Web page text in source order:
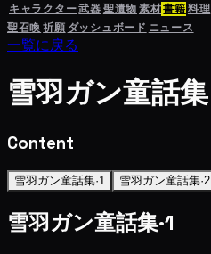
キャラクター武器聖遺物素材書籍料理
聖召喚祈願 ダッシュボード ニュース
一覧に戻る
雪羽ガン童話集
Content
雪羽ガン童話集·1 雪羽ガン童話集·2
雪羽ガン童話集·1